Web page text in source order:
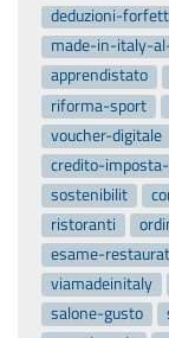
deduzioni-
made-in-italy-
apprendistato
riforma-sport
voucher-digitale
credito-
sostenibilit
ristoranti
esame-
viamadeinitaly
salone-gusto